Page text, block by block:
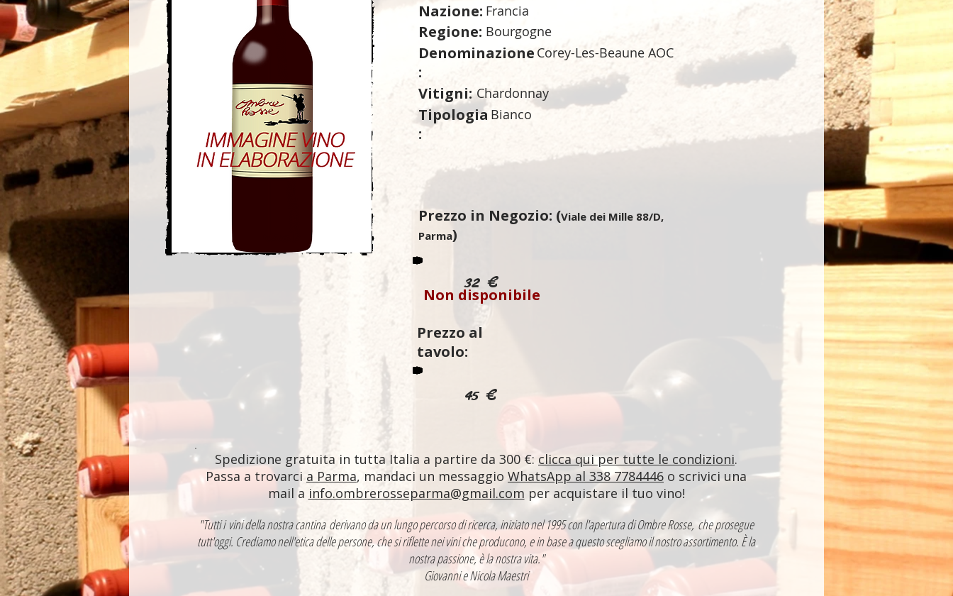
Nazione: Francia
Regione: Bourgogne
Denominazione
:
Corey-Les-Beaune AOC
Vitigni: Chardonnay
Tipologia
:
Bianco
Prezzo in Negozio: (Viale dei Mille 88/D,
Parma)
32 €
Non disponibile
Prezzo al
tavolo:
45 €
Spedizione gratuita in tutta Italia a partire da 300 €: clicca qui per tutte le condizioni.
Passa a trovarci a Parma, mandaci un messaggio WhatsApp al 338 7784446 o scrivici una
mail a info.ombrerosseparma@gmail.com per acquistare il tuo vino!
"Tutti i vini della nostra cantina derivano da un lungo percorso di ricerca, iniziato nel 1995 con l'apertura di Ombre Rosse, che prosegue
tutt'oggi. Crediamo nell'etica delle persone, che si riflette nei vini che producono, e in base a questo scegliamo il nostro assortimento. È la
nostra passione, è la nostra vita."
Giovanni e Nicola Maestri